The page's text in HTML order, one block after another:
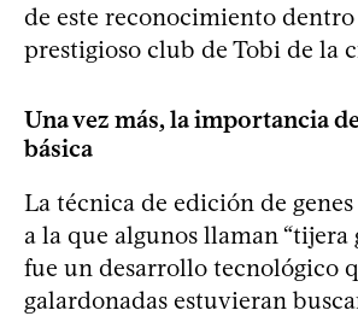
de este reconocimiento dentro
prestigioso club de Tobi de la
Una vez más, la importancia
básica
La técnica de edición de
a la que algunos llaman “tijera
fue un desarrollo tecnológico
galardonadas estuvieran